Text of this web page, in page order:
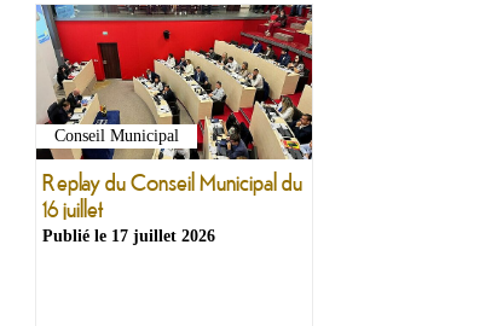
Conseil Municipal
Replay du Conseil Municipal du
16 juillet
Publié le 17 juillet 2026